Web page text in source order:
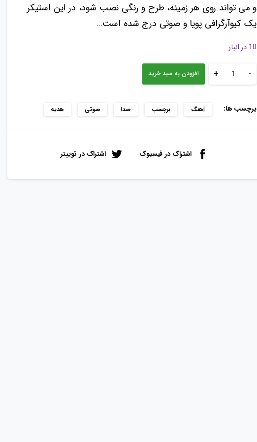
و می تواند روی هر زمینه، طرح و رنگی نصب شود، در این استیکر
یک کیوآرگرافی پویا و صوتی درج شده است…
10 در انبار
-
+ افزودن به سبد خرید
برچسب ها: آهنگ برچسب صدا صوتی هدیه
اشتراک در فیسبوک اشتراک در توییتر